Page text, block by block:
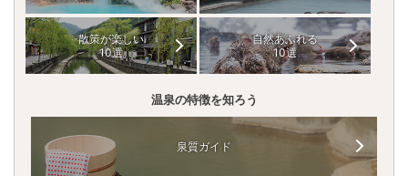
散策が楽しい
10選
自然あふれる
10選
温泉の特徴を知ろう
泉質ガイド